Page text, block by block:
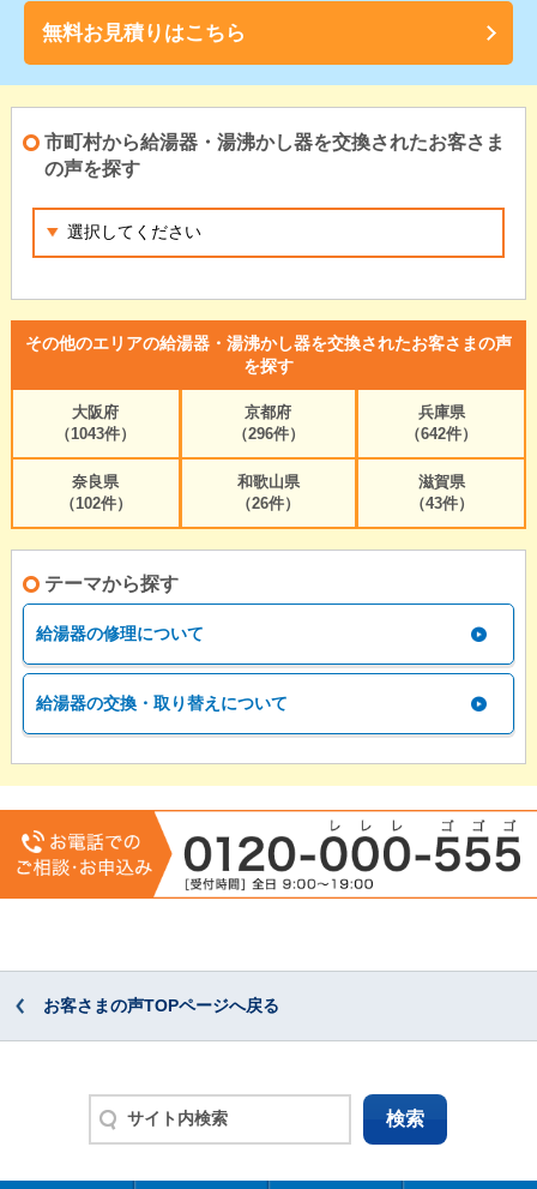
無料お見積りはこちら
市町村から給湯器・湯沸かし器を交換されたお客さま
の声を探す
その他のエリアの給湯器・湯沸かし器を交換されたお客さまの声
を探す
大阪府
（1043件）
京都府
（296件）
兵庫県
（642件）
奈良県
（102件）
和歌山県
（26件）
滋賀県
（43件）
テーマから探す
給湯器の修理について
給湯器の交換・取り替えについて
お客さまの声TOPページへ戻る